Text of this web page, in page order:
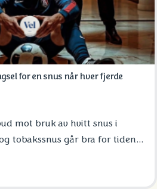
for en snus når hver fjerde
mot bruk av hvitt snus i
tobakssnus går bra for tiden...